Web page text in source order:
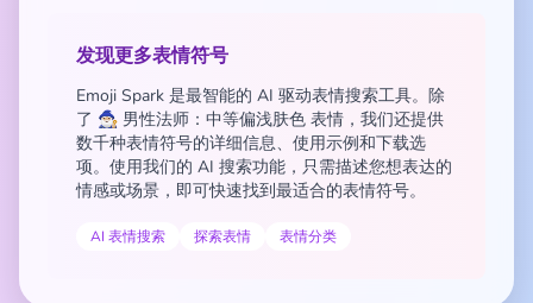
发现更多表情符号
Emoji Spark 是最智能的 AI 驱动表情搜索工具。除
了 🧙🏼‍♂️ 男性法师：中等偏浅肤色 表情，我们还提供
数千种表情符号的详细信息、使用示例和下载选
项。使用我们的 AI 搜索功能，只需描述您想表达的
情感或场景，即可快速找到最适合的表情符号。
AI 表情搜索 探索表情 表情分类